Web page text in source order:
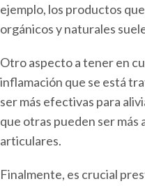
ejemplo, los productos
orgánicos y naturales
Otro aspecto a tener en
inflamación que se está
ser más efectivas para
que otras pueden ser más
articulares.
Finalmente, es crucial